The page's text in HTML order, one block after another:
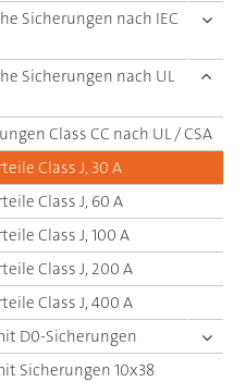
Sicherungen nach IEC
Sicherungen nach UL
Class CC nach UL / CSA
Class J, 30 A
Class J, 60 A
Class J, 100 A
Class J, 200 A
Class J, 400 A
D0-Sicherungen
Sicherungen 10x38